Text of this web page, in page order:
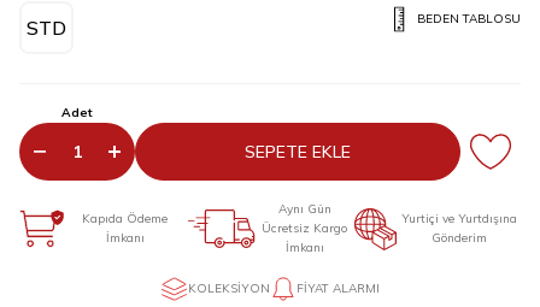
STD BEDEN TABLOSU
Adet
SEPETE EKLE
Kapıda Ödeme
İmkanı
Aynı Gün
Ücretsiz Kargo
İmkanı
Yurtiçi ve Yurtdışına
Gönderim
KOLEKSIYON FIYAT ALARMI